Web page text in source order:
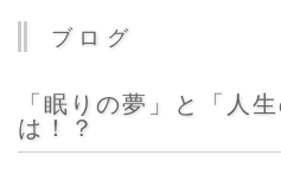
ブログ
「眠りの夢」と「人
は！？